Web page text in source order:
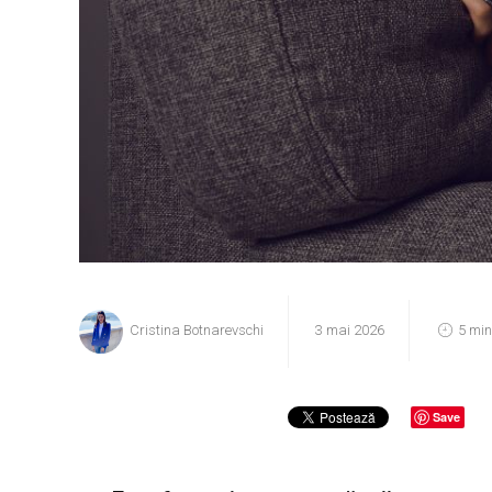
Cristina Botnarevschi 3 mai 2026 5
Save